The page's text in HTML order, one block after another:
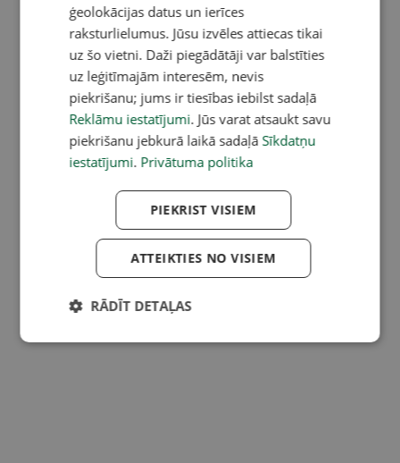
ģeolokācijas datus un ierīces
raksturlielumus. Jūsu izvēles attiecas tikai
uz šo vietni. Daži piegādātāji var balstīties
uz leģitīmajām interesēm, nevis
piekrišanu; jums ir tiesības iebilst sadaļā
Reklāmu iestatījumi. Jūs varat atsaukt savu
piekrišanu jebkurā laikā sadaļā Sīkdatņu
iestatījumi. Privātuma politika
PIEKRIST VISIEM
ATTEIKTIES NO VISIEM
RĀDĪT DETAĻAS